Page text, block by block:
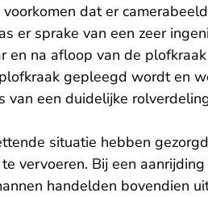
dat er
er sprake van een zeer
na afloop van de
gepleegd wordt en
een duidelijke
situatie hebben
vervoeren. Bij een
handelden bovendien